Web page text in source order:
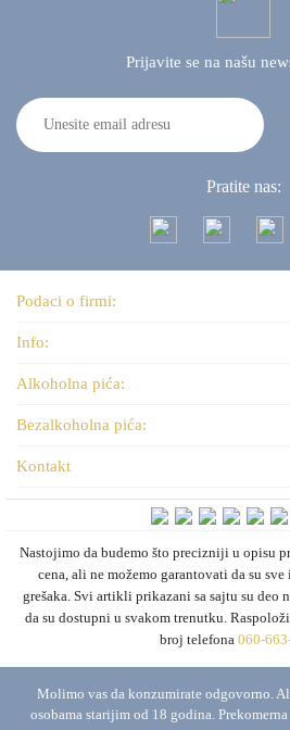
Prijavite se na našu
Pratite nas:
Podaci o firmi:
Info:
Alkoholna pića:
Bezalkoholna pića:
Kontakt
Nastojimo da budemo što precizniji u opisu
cena, ali ne možemo garantovati da su
grešaka. Svi artikli prikazani sa sajtu su deo
da su dostupni u svakom trenutku.
broj telefona 060-
Molimo vas da konzumirate odgovorno.
osobama starijim od 18 godina.